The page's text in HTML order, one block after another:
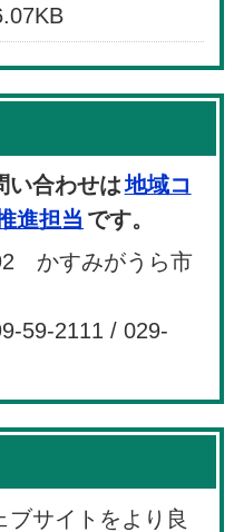
い合わせは地域コ
進担当 です。
かすみがうら市
59-2111 / 029-
ブサイトをより良